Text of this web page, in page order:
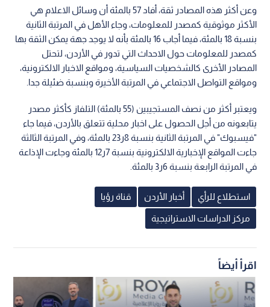
وعن أكثر هذه المصادر ثقة، أفاد 57 بالمئة أن وسائل الاعلام هي
الأكثر موثوقية كمصدر للمعلومات، وجاء الأهل في المرتبة الثانية
بنسبة 18 بالمئة، فيما أجاب 16 بالمئة بأنه لا يوجد جهة يمكن الثقة بها
كمصدر للمعلومات حول الاحداث التي تدور في الأردن، لتحتل
المصادر الأخرى كالشخصيات السياسية، ومواقع الاخبار الالكترونية،
ومواقع التواصل الاجتماعي في المرتبة الأخيرة وبنسبة ضئيلة جدا.
ويعتبر أكثر من نصف المستجيبين (55 بالمئة) التلفاز كأكثر مصدر
يتابعونه من أجل الحصول على اخبار محلية تتعلق بالأردن، فيما جاء
"فيسبوك" في المرتبة الثانية بنسبة 8ر23 بالمئة، وفي المرتبة الثالثة
جاءت المواقع الإخبارية الالكترونية بنسبة 7ر12 بالمئة وجاءت الإذاعة
في المرتبة الرابعة بنسبة 6ر3 بالمئة.
استطلاع للرأي أخبار الأردن قناة رؤيا
مركز الدراسات الاستراتيجية
اقرأ أيضاً